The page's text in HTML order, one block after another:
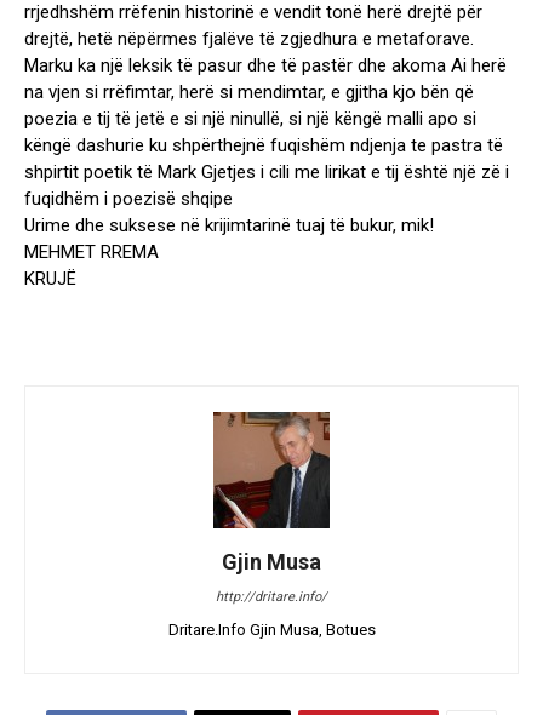
rrjedhshëm rrëfenin historinë e vendit tonë herë drejtë për
drejtë, hetë nëpërmes fjalëve të zgjedhura e metaforave.
Marku ka një leksik të pasur dhe të pastër dhe akoma Ai herë
na vjen si rrëfimtar, herë si mendimtar, e gjitha kjo bën që
poezia e tij të jetë e si një ninullë, si një këngë malli apo si
këngë dashurie ku shpërthejnë fuqishëm ndjenja te pastra të
shpirtit poetik të Mark Gjetjes i cili me lirikat e tij është një zë i
fuqidhëm i poezisë shqipe
Urime dhe suksese në krijimtarinë tuaj të bukur, mik!
MEHMET RREMA
KRUJË
Gjin Musa
http://dritare.info/
Dritare.Info Gjin Musa, Botues